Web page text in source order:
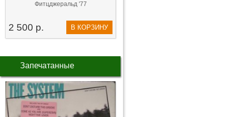
Фитцджеральд '77
2 500 р. В КОРЗИНУ
Запечатанные